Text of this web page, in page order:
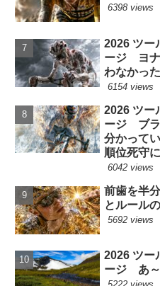
6398 views
2026 ツー
ージ ヨナ
わなかっ
6154 views
2026 ツー
ージ ブラ
分かって
順位死守に
6042 views
前歯を半
とルール
5692 views
2026 ツー
ージ あ～